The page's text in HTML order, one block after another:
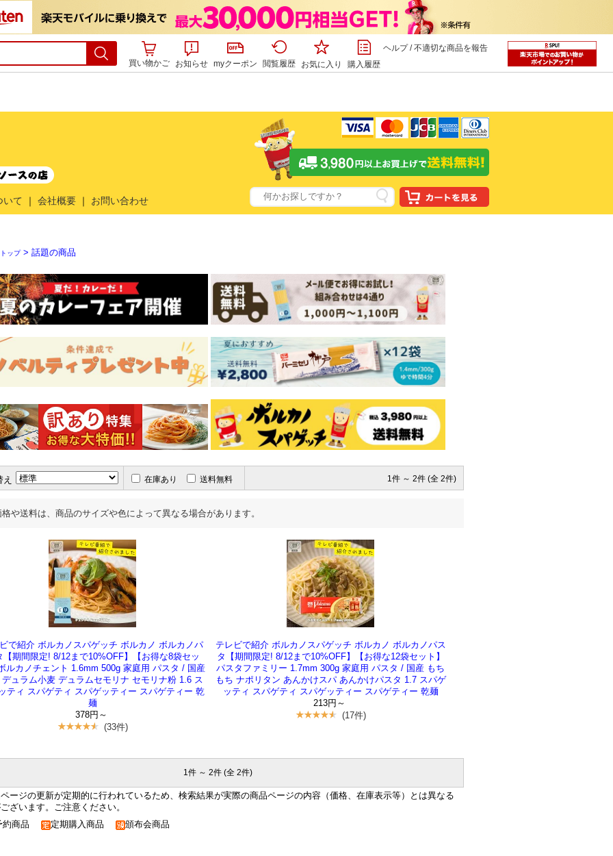
買い物かご お知らせ myクーポン 閲覧履歴 お気に入り 購入履歴
ヘルプ/不適切な商品を報告
いて ｜ 会社概要｜ お問い合わせ
ップ> 話題の商品
在庫あり 送料無料 1件 ～ 2件 (全 2件)
や送料は、商品のサイズや色によって異なる場合があります。
で紹介 ボルカノスパゲッチ ボルカノ ボルカノパ
【期間限定! 8/12まで10%OFF】【お得な8袋セッ
ルカノチェント 1.6mm 500g 家庭用 パスタ / 国産
ュラム小麦 デュラムセモリナ セモリナ粉 1.6 ス
ティ スパゲティ スパゲッティー スパゲティー 乾
麺
378円～
(33件)
テレビで紹介 ボルカノスパゲッチ ボルカノ ボルカノパス
タ【期間限定! 8/12まで10%OFF】【お得な12袋セット】
パスタファミリー 1.7mm 300g 家庭用 パスタ / 国産 もち
もち ナポリタン あんかけスパ あんかけパスタ 1.7 スパゲ
ッティ スパゲティ スパゲッティー スパゲティー 乾麺
213円～
(17件)
1件 ～ 2件 (全 2件)
ージの更新が定期的に行われているため、検索結果が実際の商品ページの内容（価格、在庫表示等）とは異なる
ざいます。ご注意ください。
約商品
定期購入商品 頒布会商品